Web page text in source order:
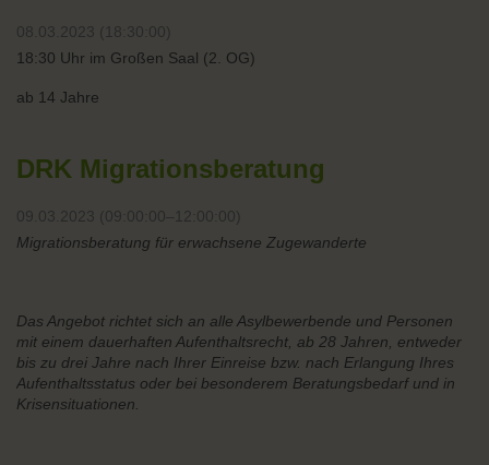
08.03.2023 (18:30:00)
18:30 Uhr im Großen Saal (2. OG)
ab 14 Jahre
DRK Migrationsberatung
09.03.2023 (09:00:00–12:00:00)
Migrationsberatung für erwachsene Zugewanderte
Das Angebot richtet sich an alle Asylbewerbende und Personen
mit einem dauerhaften Aufenthaltsrecht, ab 28 Jahren, entweder
bis zu drei Jahre nach Ihrer Einreise bzw. nach Erlangung Ihres
Aufenthaltsstatus oder bei besonderem Beratungsbedarf und in
Krisensituationen.